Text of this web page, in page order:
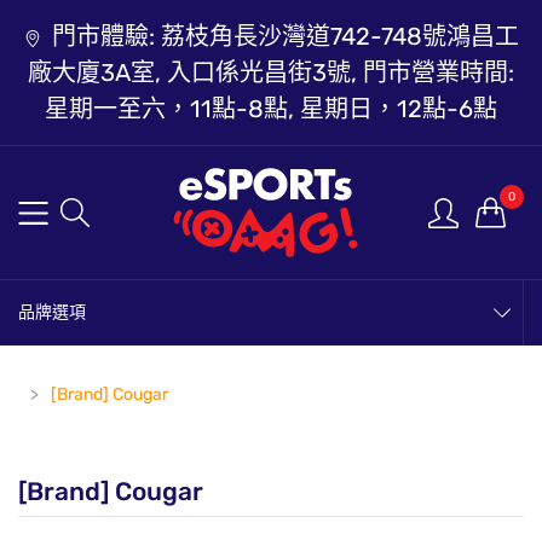
門市體驗: 荔枝角長沙灣道742-748號鴻昌工
廠大廈3A室, 入口係光昌街3號, 門市營業時間:
星期一至六，11點-8點, 星期日，12點-6點
0
品牌選項
[Brand] Cougar
[Brand] Cougar